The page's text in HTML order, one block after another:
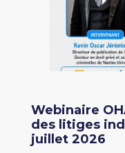
Webinaire
des litiges
juillet 2026